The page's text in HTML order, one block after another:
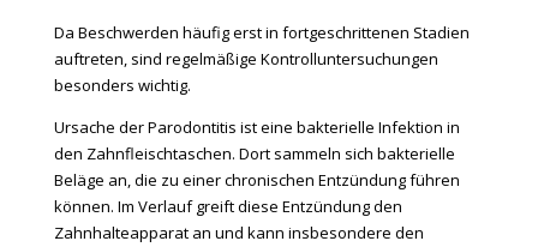
Da Beschwerden häufig erst in fortgeschrittenen Stadien
auftreten, sind regelmäßige Kontrolluntersuchungen
besonders wichtig.
Ursache der Parodontitis ist eine bakterielle Infektion in
den Zahnfleischtaschen. Dort sammeln sich bakterielle
Beläge an, die zu einer chronischen Entzündung führen
können. Im Verlauf greift diese Entzündung den
Zahnhalteapparat an und kann insbesondere den